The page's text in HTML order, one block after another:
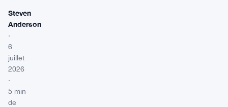
Steven
Anderson
·
6
juillet
2026
·
5 min
de